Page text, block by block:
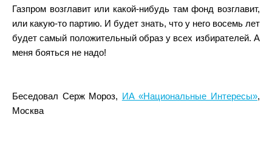
Газпром возглавит или какой-нибудь там фонд возглавит,
или какую-то партию. И будет знать, что у него восемь лет
будет самый положительный образ у всех избирателей. А
меня бояться не надо!
Беседовал Серж Мороз, ИА «Национальные Интересы»,
Москва